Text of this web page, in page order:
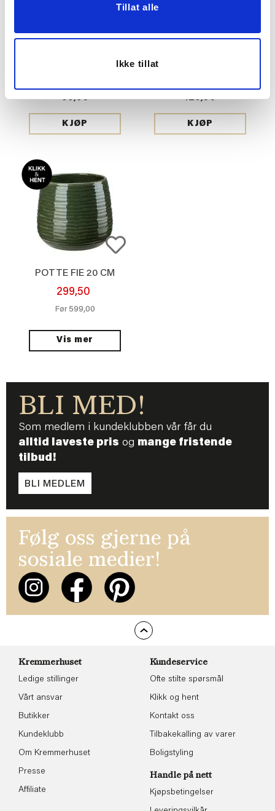
Tillat alle
Ikke tillat
99,90
KJØP
POTTE AVETIA 11,5 CM,
129,00
KJØP
POTTE FIE 20 CM
299,50
Før 599,00
Vis mer
BLI MED!
Som medlem i kundeklubben vår får du
alltid laveste pris og mange fristende
tilbud!
BLI MEDLEM
Følg oss gjerne på
sosiale medier!
Kremmerhuset
Ledige stillinger
Vårt ansvar
Butikker
Kundeklubb
Om Kremmerhuset
Presse
Affiliate
Kundeservice
Ofte stilte spørsmål
Klikk og hent
Kontakt oss
Tilbakekalling av varer
Boligstyling
Handle på nett
Kjøpsbetingelser